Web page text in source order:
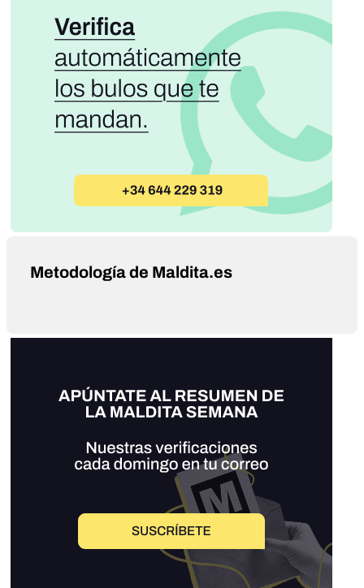
Metodología de Maldita.es